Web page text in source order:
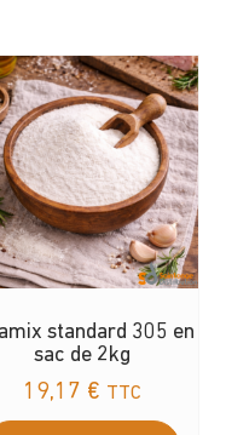
standard 305 en
sac de 2kg
19,17 € TTC